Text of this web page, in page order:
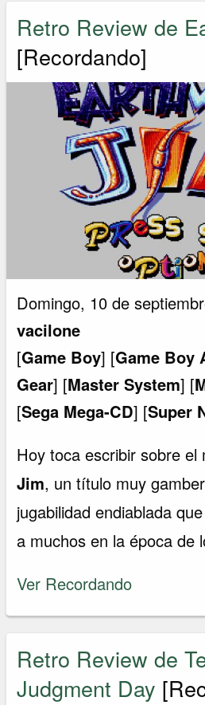
Retro Review de
[Recordando]
Domingo, 10 de
vacilone
[Game Boy] [Game Boy
Gear] [Master System] [
[Sega Mega-CD] [Super
Hoy toca escribir sobre el
Jim, un título muy
jugabilidad endiablada
a muchos en la época de
Ver Recordando
Retro Review de
Judgment Day